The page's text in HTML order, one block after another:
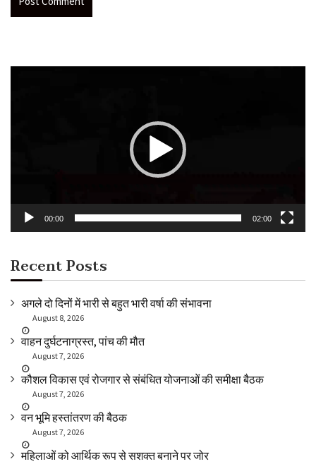
00:00 02:00
Recent Posts
अगले दो दिनों में भारी से बहुत भारी वर्षा की संभावना
August 8, 2026
वाहन दुर्घटनाग्रस्त, पांच की मौत
August 7, 2026
कौशल विकास एवं रोजगार से संबंधित योजनाओं की समीक्षा बैठक
August 7, 2026
वन भूमि हस्तांतरण की बैठक
August 7, 2026
महिलाओं को आर्थिक रूप से सशक्त बनाने पर जोर